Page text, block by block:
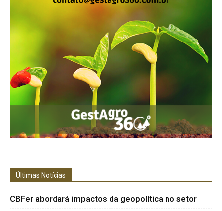
Últimas Notícias
CBFer abordará impactos da geopolítica no setor